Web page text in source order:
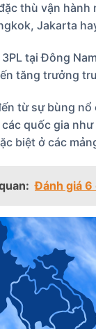
thù vận
Jakarta
tại Đông
tăng trưởng
từ sự bùng nổ
quốc gia
biệt ở các
Đánh giá 6